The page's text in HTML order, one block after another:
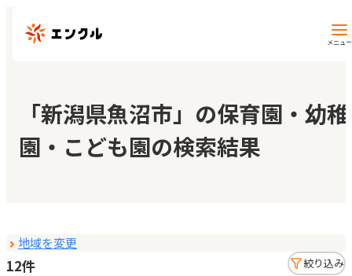
メニュー
保育園・幼稚園を探す
地図から探す
マイページ
「新潟県魚沼市」の保育園・幼稚
園・こども園の検索結果
地域を変更
12件 絞り込み